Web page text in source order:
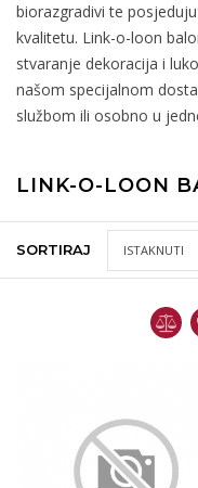
biorazgradivi te
kvalitetu. Link-o-loon
stvaranje dekoracija i
našom specijalnom
službom ili osobno u
LINK-O-LOON
SORTIRAJ